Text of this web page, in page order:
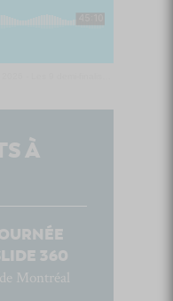
À
360
Montréal